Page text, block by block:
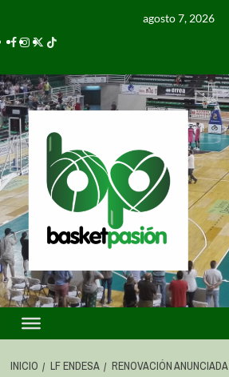
agosto 7, 2026
INICIO LF ENDESA RENOVACIÓN ANUNCIADA